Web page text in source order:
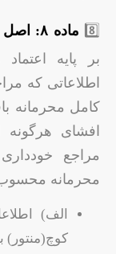
8️⃣ ماده ۸: اصل محرمانگی
بر پایه
اطلاعاتی که
کامل محرمانه
افشای هرگونه
مراجع
محرمانه
الف)
کوچ(منتور)